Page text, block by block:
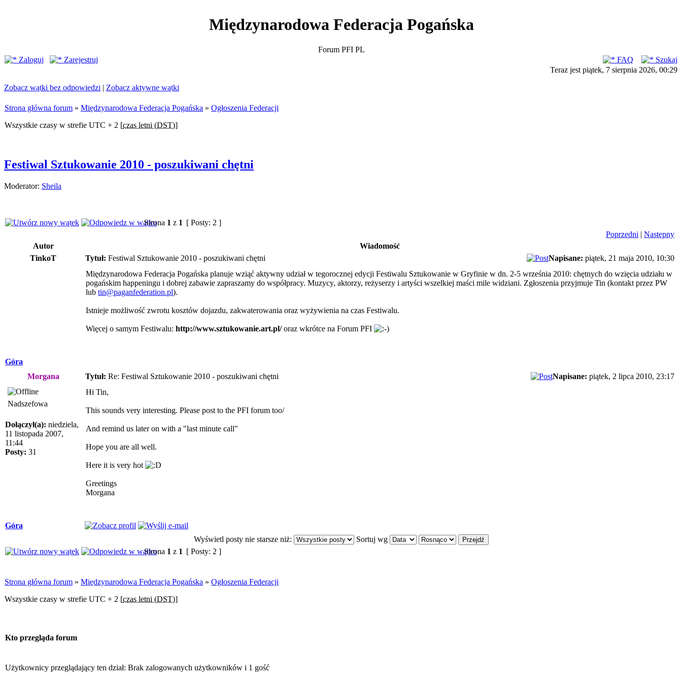
Międzynarodowa Federacja Pogańska
Forum PFI PL
Zaloguj
Zarejestruj FAQ
Szukaj
Teraz jest piątek, 7 sierpnia 2026, 00:29
Zobacz wątki bez odpowiedzi | Zobacz aktywne wątki
Strona główna forum » Międzynarodowa Federacja Pogańska » Ogłoszenia Federacji
Wszystkie czasy w strefie UTC + 2 [czas letni (DST)]
Festiwal Sztukowanie 2010 - poszukiwani chętni
Moderator: Sheila
Strona 1 z 1 [ Posty: 2 ]
Poprzedni | Następny
Autor
Wiadomość
TinkoT
Tytuł: Festiwal Sztukowanie 2010 - poszukiwani chętni Napisane: piątek, 21 maja 2010, 10:30
Międzynarodowa Federacja Pogańska planuje wziąć aktywny udział w tegorocznej edycji Festiwalu Sztukowanie w Gryfinie w dn. 2-5 września 2010: chętnych do wzięcia udziału w
pogańskim happeningu i dobrej zabawie zapraszamy do współpracy. Muzycy, aktorzy, reżyserzy i artyści wszelkiej maści mile widziani. Zgłoszenia przyjmuje Tin (kontakt przez PW
lub tin@paganfederation.pl).
Istnieje możliwość zwrotu kosztów dojazdu, zakwaterowania oraz wyżywienia na czas Festiwalu.
Więcej o samym Festiwalu: http://www.sztukowanie.art.pl/oraz wkrótce na Forum PFI
Góra
Morgana
Tytuł: Re: Festiwal Sztukowanie 2010 - poszukiwani chętni Napisane: piątek, 2 lipca 2010, 23:17
Nadszefowa
Dołączył(a): niedziela,
11 listopada 2007,
11:44
Posty: 31
Hi Tin,
This sounds very interesting. Please post to the PFI forum too/
And remind us later on with a "last minute call"
Hope you are all well.
Here it is very hot
Greetings
Morgana
Góra
Wyświetl posty nie starsze niż:
Sortuj wg
Strona 1 z 1 [ Posty: 2 ]
Strona główna forum » Międzynarodowa Federacja Pogańska » Ogłoszenia Federacji
Wszystkie czasy w strefie UTC + 2 [czas letni (DST)]
Kto przegląda forum
Użytkownicy przeglądający ten dział: Brak zalogowanych użytkowników i 1 gość